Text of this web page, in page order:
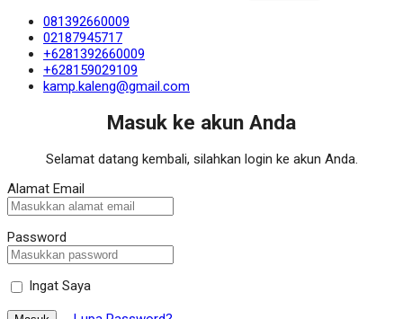
081392660009
02187945717
+6281392660009
+628159029109
kamp.kaleng@gmail.com
Masuk ke akun Anda
Selamat datang kembali, silahkan login ke akun Anda.
Alamat Email
Password
Ingat Saya